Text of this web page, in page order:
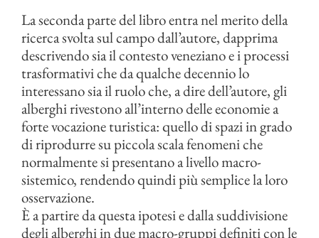
La seconda parte del libro entra nel merito della
ricerca svolta sul campo dall’autore, dapprima
descrivendo sia il contesto veneziano e i processi
trasformativi che da qualche decennio lo
interessano sia il ruolo che, a dire dell’autore, gli
alberghi rivestono all’interno delle economie a
forte vocazione turistica: quello di spazi in grado
di riprodurre su piccola scala fenomeni che
normalmente si presentano a livello macro-
sistemico, rendendo quindi più semplice la loro
osservazione.
È a partire da questa ipotesi e dalla suddivisione
degli alberghi in due macro-gruppi definiti con le